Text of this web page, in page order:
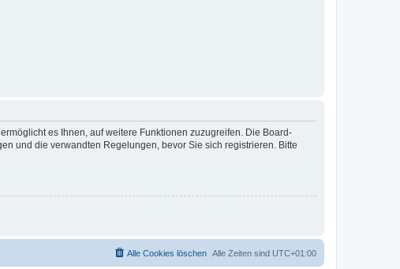
es Ihnen, auf weitere Funktionen zuzugreifen. Die Board-
und die verwandten Regelungen, bevor Sie sich registrieren. Bitte
Alle Zeiten sind UTC+01:00
Alle Cookies löschen